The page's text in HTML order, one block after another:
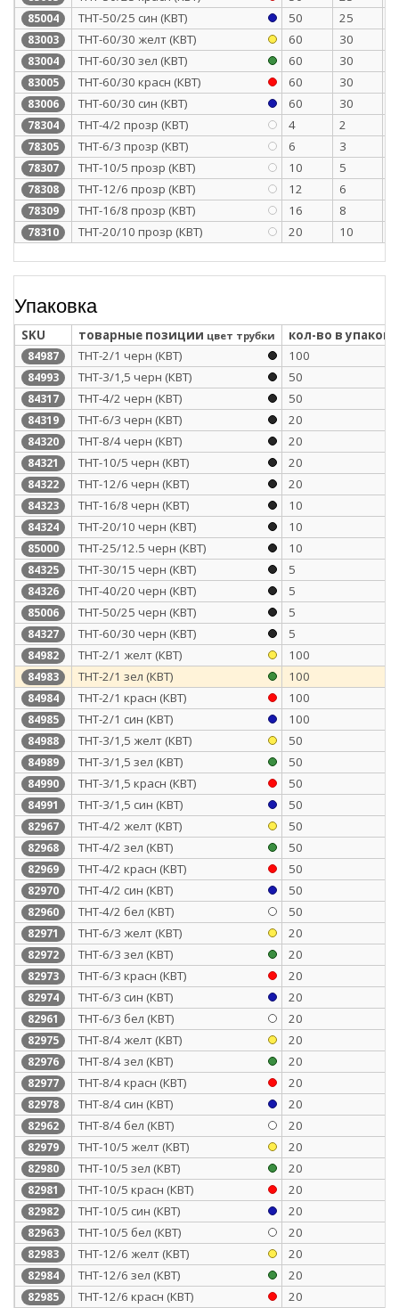
85004 ТНТ-50/25 син (КВТ) 50 25
83003 ТНТ-60/30 желт (КВТ) 60 30
83004 ТНТ-60/30 зел (КВТ) 60 30
83005 ТНТ-60/30 красн (КВТ) 60 30
83006 ТНТ-60/30 син (КВТ) 60 30
78304 ТНТ-4/2 прозр (КВТ) 4 2
78305 ТНТ-6/3 прозр (КВТ) 6 3
78307 ТНТ-10/5 прозр (КВТ) 10 5
78308 ТНТ-12/6 прозр (КВТ) 12 6
78309 ТНТ-16/8 прозр (КВТ) 16 8
78310 ТНТ-20/10 прозр (КВТ) 20 10
Упаковка
SKU товарные позиции цвет трубки кол-во в
84987 ТНТ-2/1 черн (КВТ) 100
84993 ТНТ-3/1,5 черн (КВТ) 50
84317 ТНТ-4/2 черн (КВТ) 50
84319 ТНТ-6/3 черн (КВТ) 20
84320 ТНТ-8/4 черн (КВТ) 20
84321 ТНТ-10/5 черн (КВТ) 20
84322 ТНТ-12/6 черн (КВТ) 20
84323 ТНТ-16/8 черн (КВТ) 10
84324 ТНТ-20/10 черн (КВТ) 10
85000 ТНТ-25/12.5 черн (КВТ) 10
84325 ТНТ-30/15 черн (КВТ) 5
84326 ТНТ-40/20 черн (КВТ) 5
85006 ТНТ-50/25 черн (КВТ) 5
84327 ТНТ-60/30 черн (КВТ) 5
84982 ТНТ-2/1 желт (КВТ) 100
84983 ТНТ-2/1 зел (КВТ) 100
84984 ТНТ-2/1 красн (КВТ) 100
84985 ТНТ-2/1 син (КВТ) 100
84988 ТНТ-3/1,5 желт (КВТ) 50
84989 ТНТ-3/1,5 зел (КВТ) 50
84990 ТНТ-3/1,5 красн (КВТ) 50
84991 ТНТ-3/1,5 син (КВТ) 50
82967 ТНТ-4/2 желт (КВТ) 50
82968 ТНТ-4/2 зел (КВТ) 50
82969 ТНТ-4/2 красн (КВТ) 50
82970 ТНТ-4/2 син (КВТ) 50
82960 ТНТ-4/2 бел (КВТ) 50
82971 ТНТ-6/3 желт (КВТ) 20
82972 ТНТ-6/3 зел (КВТ) 20
82973 ТНТ-6/3 красн (КВТ) 20
82974 ТНТ-6/3 син (КВТ) 20
82961 ТНТ-6/3 бел (КВТ) 20
82975 ТНТ-8/4 желт (КВТ) 20
82976 ТНТ-8/4 зел (КВТ) 20
82977 ТНТ-8/4 красн (КВТ) 20
82978 ТНТ-8/4 син (КВТ) 20
82962 ТНТ-8/4 бел (КВТ) 20
82979 ТНТ-10/5 желт (КВТ) 20
82980 ТНТ-10/5 зел (КВТ) 20
82981 ТНТ-10/5 красн (КВТ) 20
82982 ТНТ-10/5 син (КВТ) 20
82963 ТНТ-10/5 бел (КВТ) 20
82983 ТНТ-12/6 желт (КВТ) 20
82984 ТНТ-12/6 зел (КВТ) 20
82985 ТНТ-12/6 красн (КВТ) 20